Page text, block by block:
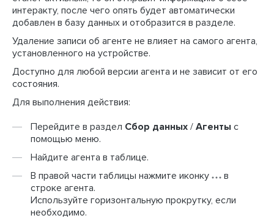
интеракту, после чего опять будет автоматически
добавлен в базу данных и отобразится в разделе.
Удаление записи об агенте не влияет на самого агента,
установленного на устройстве.
Доступно для любой версии агента и не зависит от его
состояния.
Для выполнения действия:
Перейдите в раздел Сбор данных / Агенты с
помощью меню.
Найдите агента в таблице.
В правой части таблицы нажмите иконку
в
строке агента.
Используйте горизонтальную прокрутку, если
необходимо.